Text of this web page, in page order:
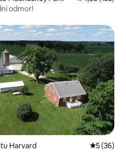
odmor!
Harvard prosječna
5 (36)